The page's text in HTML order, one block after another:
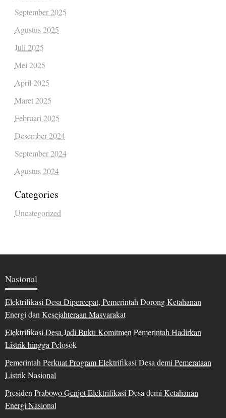
September 2025
Agustus 2025
Juli 2025
Mei 2025
April 2025
Maret 2025
Februari 2025
Desember 2024
September 2024
Agustus 2024
Categories
Uncategorized
Nasional
Elektrifikasi Desa Dipercepat, Pemerintah Dorong Ketahanan
Energi dan Kesejahteraan Masyarakat
Elektrifikasi Desa Jadi Bukti Komitmen Pemerintah Hadirkan
Listrik hingga Pelosok
Pemerintah Perkuat Program Elektrifikasi Desa demi Pemerataan
Listrik Nasional
Presiden Prabowo Genjot Elektrifikasi Desa demi Ketahanan
Energi Nasional